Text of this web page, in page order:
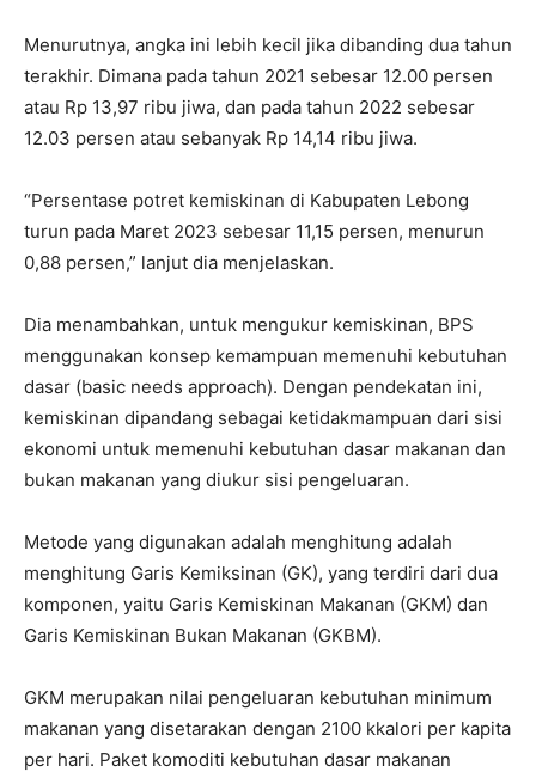
Menurutnya, angka ini lebih kecil jika dibanding dua tahun
terakhir. Dimana pada tahun 2021 sebesar 12.00 persen
atau Rp 13,97 ribu jiwa, dan pada tahun 2022 sebesar
12.03 persen atau sebanyak Rp 14,14 ribu jiwa.
“Persentase potret kemiskinan di Kabupaten Lebong
turun pada Maret 2023 sebesar 11,15 persen, menurun
0,88 persen,” lanjut dia menjelaskan.
Dia menambahkan, untuk mengukur kemiskinan, BPS
menggunakan konsep kemampuan memenuhi kebutuhan
dasar (basic needs approach). Dengan pendekatan ini,
kemiskinan dipandang sebagai ketidakmampuan dari sisi
ekonomi untuk memenuhi kebutuhan dasar makanan dan
bukan makanan yang diukur sisi pengeluaran.
Metode yang digunakan adalah menghitung adalah
menghitung Garis Kemiksinan (GK), yang terdiri dari dua
komponen, yaitu Garis Kemiskinan Makanan (GKM) dan
Garis Kemiskinan Bukan Makanan (GKBM).
GKM merupakan nilai pengeluaran kebutuhan minimum
makanan yang disetarakan dengan 2100 kkalori per kapita
per hari. Paket komoditi kebutuhan dasar makanan